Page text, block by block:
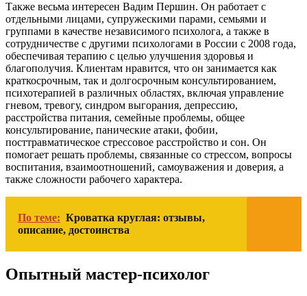
Также весьма интересен Вадим Першин. Он работает с
отдельными лицами, супружескими парами, семьями и
группами в качестве независимого психолога, а также в
сотрудничестве с другими психологами в России с 2008 года,
обеспечивая терапию с целью улучшения здоровья и
благополучия. Клиентам нравится, что он занимается как
краткосрочным, так и долгосрочным консультированием,
психотерапией в различных областях, включая управление
гневом, тревогу, синдром выгорания, депрессию,
расстройства питания, семейные проблемы, общее
консультирование, панические атаки, фобии,
посттравматическое стрессовое расстройство и сон. Он
помогает решать проблемы, связанные со стрессом, вопросы
воспитания, взаимоотношений, самоуважения и доверия, а
также сложности рабочего характера.
По теме: Кроватка круглая: отзывы,
описание, достоинства
Опытный мастер-психолог